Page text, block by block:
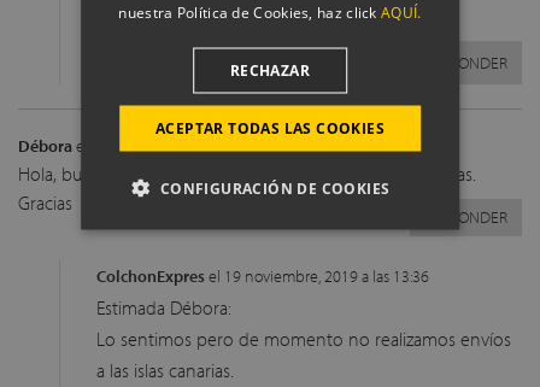
Buenas Iane,
Me temo que no, estamos situados en España.
RESPONDER
Déborael 19 octubre, 2019 a las 18:51
Hola, buenas, me gustaría saber si hacen envíos a Canarias.
Gracias
RESPONDER
ColchonExpresel 19 noviembre, 2019 a las 13:36
Estimada Débora:
Lo sentimos pero de momento no realizamos envíos
a las islas canarias.
nuestra Política de Cookies, haz clickAQUÍ.
ACEPTAR TODAS LAS COOKIES
RECHAZAR
CONFIGURACIÓN DE COOKIES